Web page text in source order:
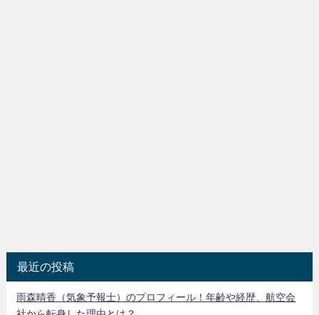
最近の投稿
雨森晴香（気象予報士）のプロフィール！年齢や経歴、航空会